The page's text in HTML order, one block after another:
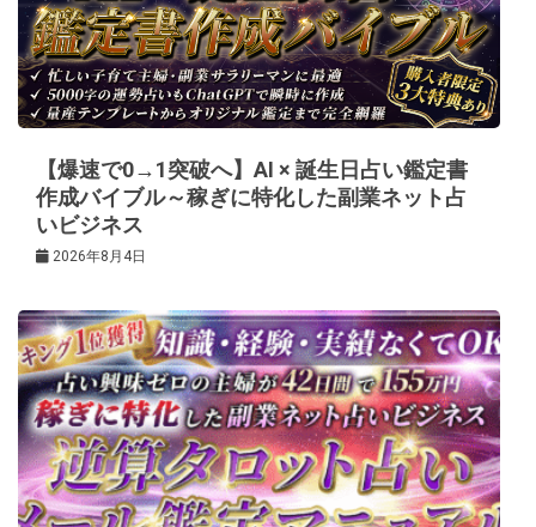
シ
ョ
ン【爆速で0→1突破へ】AI × 誕生日占い鑑定書
作成バイブル～稼ぎに特化した副業ネット占
いビジネス
2026年8月4日